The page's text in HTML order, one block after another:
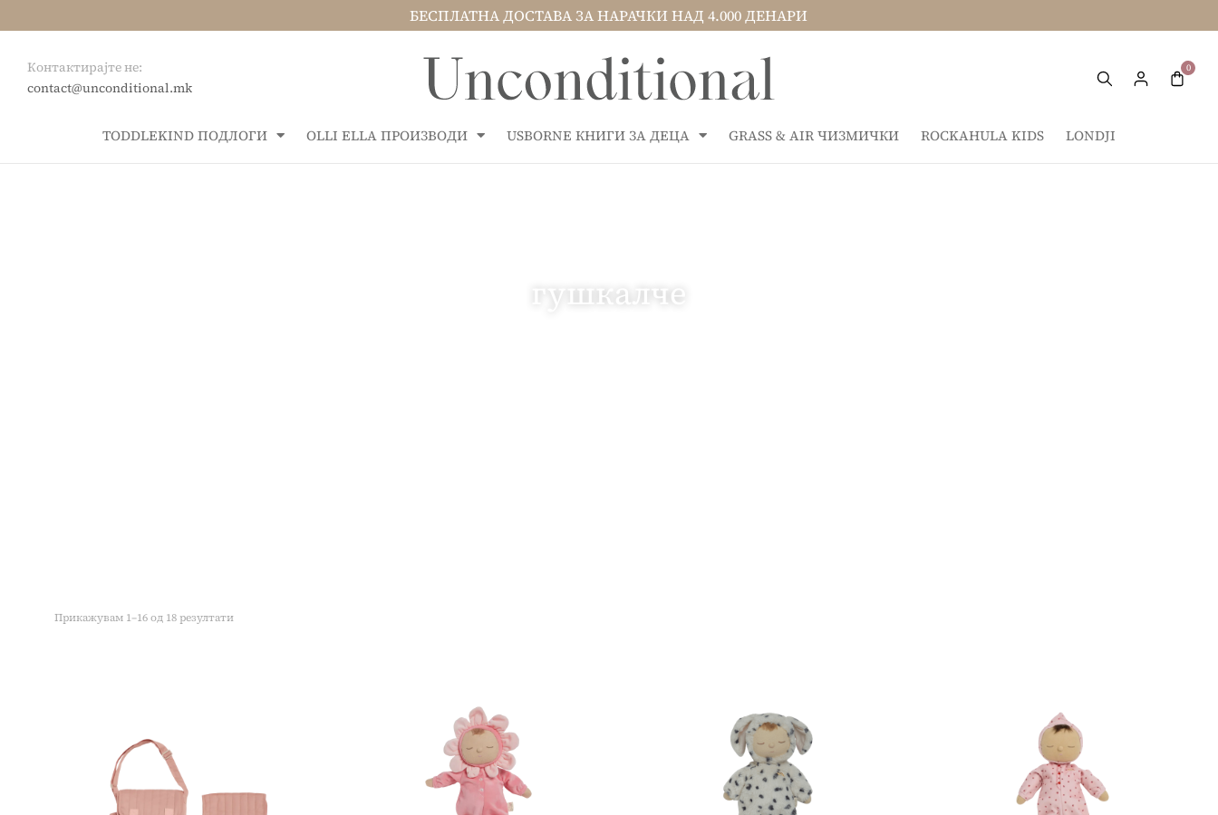
БЕСПЛАТНА ДОСТАВА ЗА НАРАЧКИ НАД 4.000 ДЕНАРИ
Контактирајте не:
contact@unconditional.mk
ТОDDLEKIND ПОДЛОГИ OLLI ELLA ПРОИЗВОДИ USBORNE КНИГИ ЗА ДЕЦА GRASS & AIR ЧИЗМИЧКИ ROCKAHULA KIDS LONDJI
гушкалче
Прикажувам 1–16 од 18 резултати